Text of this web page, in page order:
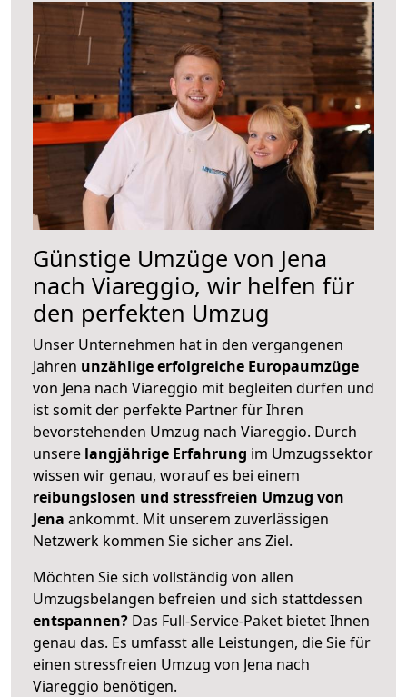
Günstige Umzüge von Jena
nach Viareggio, wir helfen für
den perfekten Umzug
Unser Unternehmen hat in den vergangenen
Jahren unzählige erfolgreiche Europaumzüge
von Jena nach Viareggio mit begleiten dürfen und
ist somit der perfekte Partner für Ihren
bevorstehenden Umzug nach Viareggio. Durch
unsere langjährige Erfahrung im Umzugssektor
wissen wir genau, worauf es bei einem
reibungslosen und stressfreien Umzug von
Jena ankommt. Mit unserem zuverlässigen
Netzwerk kommen Sie sicher ans Ziel.
Möchten Sie sich vollständig von allen
Umzugsbelangen befreien und sich stattdessen
entspannen? Das Full-Service-Paket bietet Ihnen
genau das. Es umfasst alle Leistungen, die Sie für
einen stressfreien Umzug von Jena nach
Viareggio benötigen.